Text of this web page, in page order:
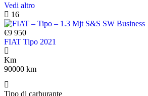
Vedi altro
16
€9 950
FIAT Tipo 2021
Km
90000 km
Tipo di carburante